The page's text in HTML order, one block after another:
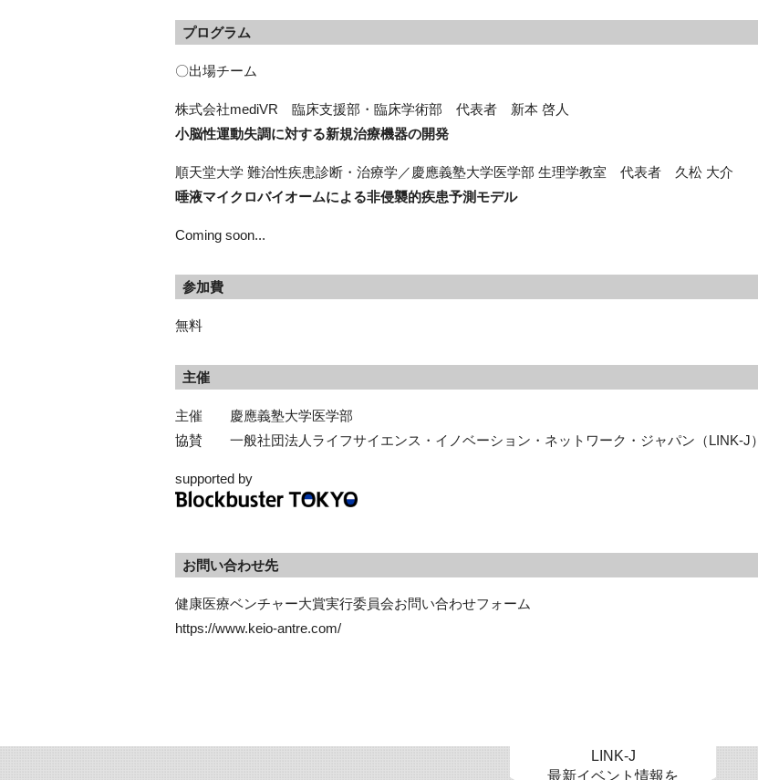
プログラム
〇出場チーム
株式会社mediVR 臨床支援部・臨床学術部 代表者 新本 啓人
小脳性運動失調に対する新規治療機器の開発
順天堂大学 難治性疾患診断・治療学／慶應義塾大学医学部 生理学教室 代表者 久松 大介
唾液マイクロバイオームによる非侵襲的疾患予測モデル
Coming soon...
参加費
無料
主催
主催 慶應義塾大学医学部
協賛 一般社団法人ライフサイエンス・イノベーション・ネットワーク・ジャパン（LINK-J）
supported by
お問い合わせ先
健康医療ベンチャー大賞実行委員会お問い合わせフォーム
https://www.keio-antre.com/
LINK-J
最新イベント情報を